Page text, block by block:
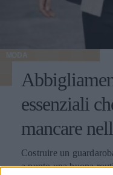
MODA
essenziali
mancare
Costruire un
a punto una buona